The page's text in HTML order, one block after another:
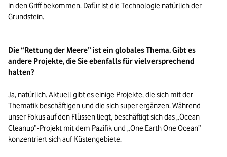
in den Griff bekommen. Dafür ist die Technologie natürlich der
Grundstein.
Die “Rettung der Meere” ist ein globales Thema. Gibt es
andere Projekte, die Sie ebenfalls für vielversprechend
halten?
Ja, natürlich. Aktuell gibt es einige Projekte, die sich mit der
Thematik beschäftigen und die sich super ergänzen. Während
unser Fokus auf den Flüssen liegt, beschäftigt sich das „Ocean
Cleanup”-Projekt mit dem Pazifik und „One Earth One Ocean”
konzentriert sich auf Küstengebiete.